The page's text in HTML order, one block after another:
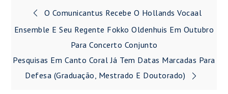
Navegação
de
Post
O Comunicantus Recebe O Hollands Vocaal
Ensemble E Seu Regente Fokko Oldenhuis Em Outubro
Para Concerto Conjunto
Pesquisas Em Canto Coral Já Tem Datas Marcadas Para
Defesa (graduação, Mestrado E Doutorado)